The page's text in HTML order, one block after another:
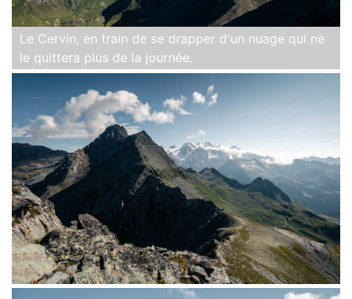
Le Cervin, en train de se drapper d'un nuage qui ne
le quittera plus de la journée.